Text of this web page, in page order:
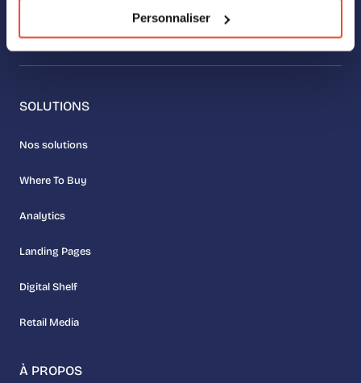
Personnaliser
Suivez-nous sur
LinkedIn
SOLUTIONS
Nos solutions
Where To Buy
Analytics
Landing Pages
Digital Shelf
Retail Media
À PROPOS